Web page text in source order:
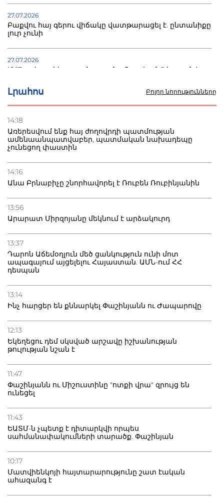
Լրահոս Բոլոր նորությունները
14:18
Առերեսվում ենք հայ ժողովրդի պատմության
ամենաանպատվաբեր, պատմական նախադեպը
չունեցող փաստին
14:16
Անա Բրնաբիչը շնորհավորել է Ռուբեն Ռուբինյանին
13:56
Արարատ Միրզոյանը մեկնում է արձակուրդ
13:37
Դարոն Աճեմօղլուն մեծ ցանկություն ունի մոտ
ապագայում այցելելու Հայաստան. ԱՄՆ-ում ՀՀ
դեսպան
13:14
Ինչ հարցեր են քննարկել Փաշինյանն ու Ժապարովը
12:13
Եկեղեցու դեմ սկսված արշավը իշխանության
թուլության նշան է
11:47
Փաշինյանն ու Միշուստինը "ոտքի վրա" զրույց են
ունեցել
11:43
ԵԱՏՄ-ն չպետք է դիտարկվի որպես
սահմանափակումների տարածք. Փաշինյան
10:17
Մատվիենկոյի հայտարարությունը շատ էական
ահազանգ է
27.07.2026
Բաքվու հայ գերու վիճակը վատթարացել է. ընտանիքը
լուր չունի
27.07.2026
Մ-17 աշխարհի առաջնությունը Բաքվում. 5 հայ ըմբիշ
22.07.2026
տուժածներ կան
21.07.2026
Բաքվի բանտից գեներալ Մանուկյանը դիմել է
Փաշինյանին